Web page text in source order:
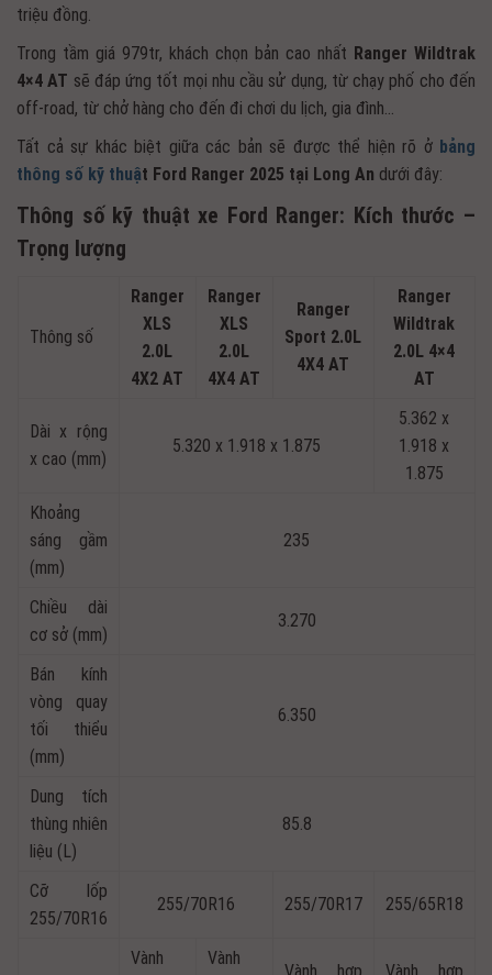
triệu đồng.
Trong tầm giá 979tr, khách chọn bản cao nhất Ranger Wildtrak
4×4 AT sẽ đáp ứng tốt mọi nhu cầu sử dụng, từ chạy phố cho đến
off-road, từ chở hàng cho đến đi chơi du lịch, gia đình…
Tất cả sự khác biệt giữa các bản sẽ được thể hiện rõ ở bảng
thông số kỹ thuật Ford Ranger 2025 tại Long An dưới đây:
Thông số kỹ thuật xe Ford Ranger: Kích thước –
Trọng lượng
Thông số
Ranger
XLS
2.0L
4X2 AT
Ranger
XLS
2.0L
4X4 AT
Ranger
Sport 2.0L
4X4 AT
Ranger
Wildtrak
2.0L 4×4
AT
Dài x rộng
x cao (mm)
5.320 x 1.918 x 1.875
5.362 x
1.918 x
1.875
Khoảng
sáng gầm
(mm)
235
Chiều dài
cơ sở (mm)
3.270
Bán kính
vòng quay
tối thiểu
(mm)
6.350
Dung tích
thùng nhiên
liệu (L)
85.8
Cỡ lốp
255/70R16
255/70R16 255/70R17 255/65R18
Vành Vành